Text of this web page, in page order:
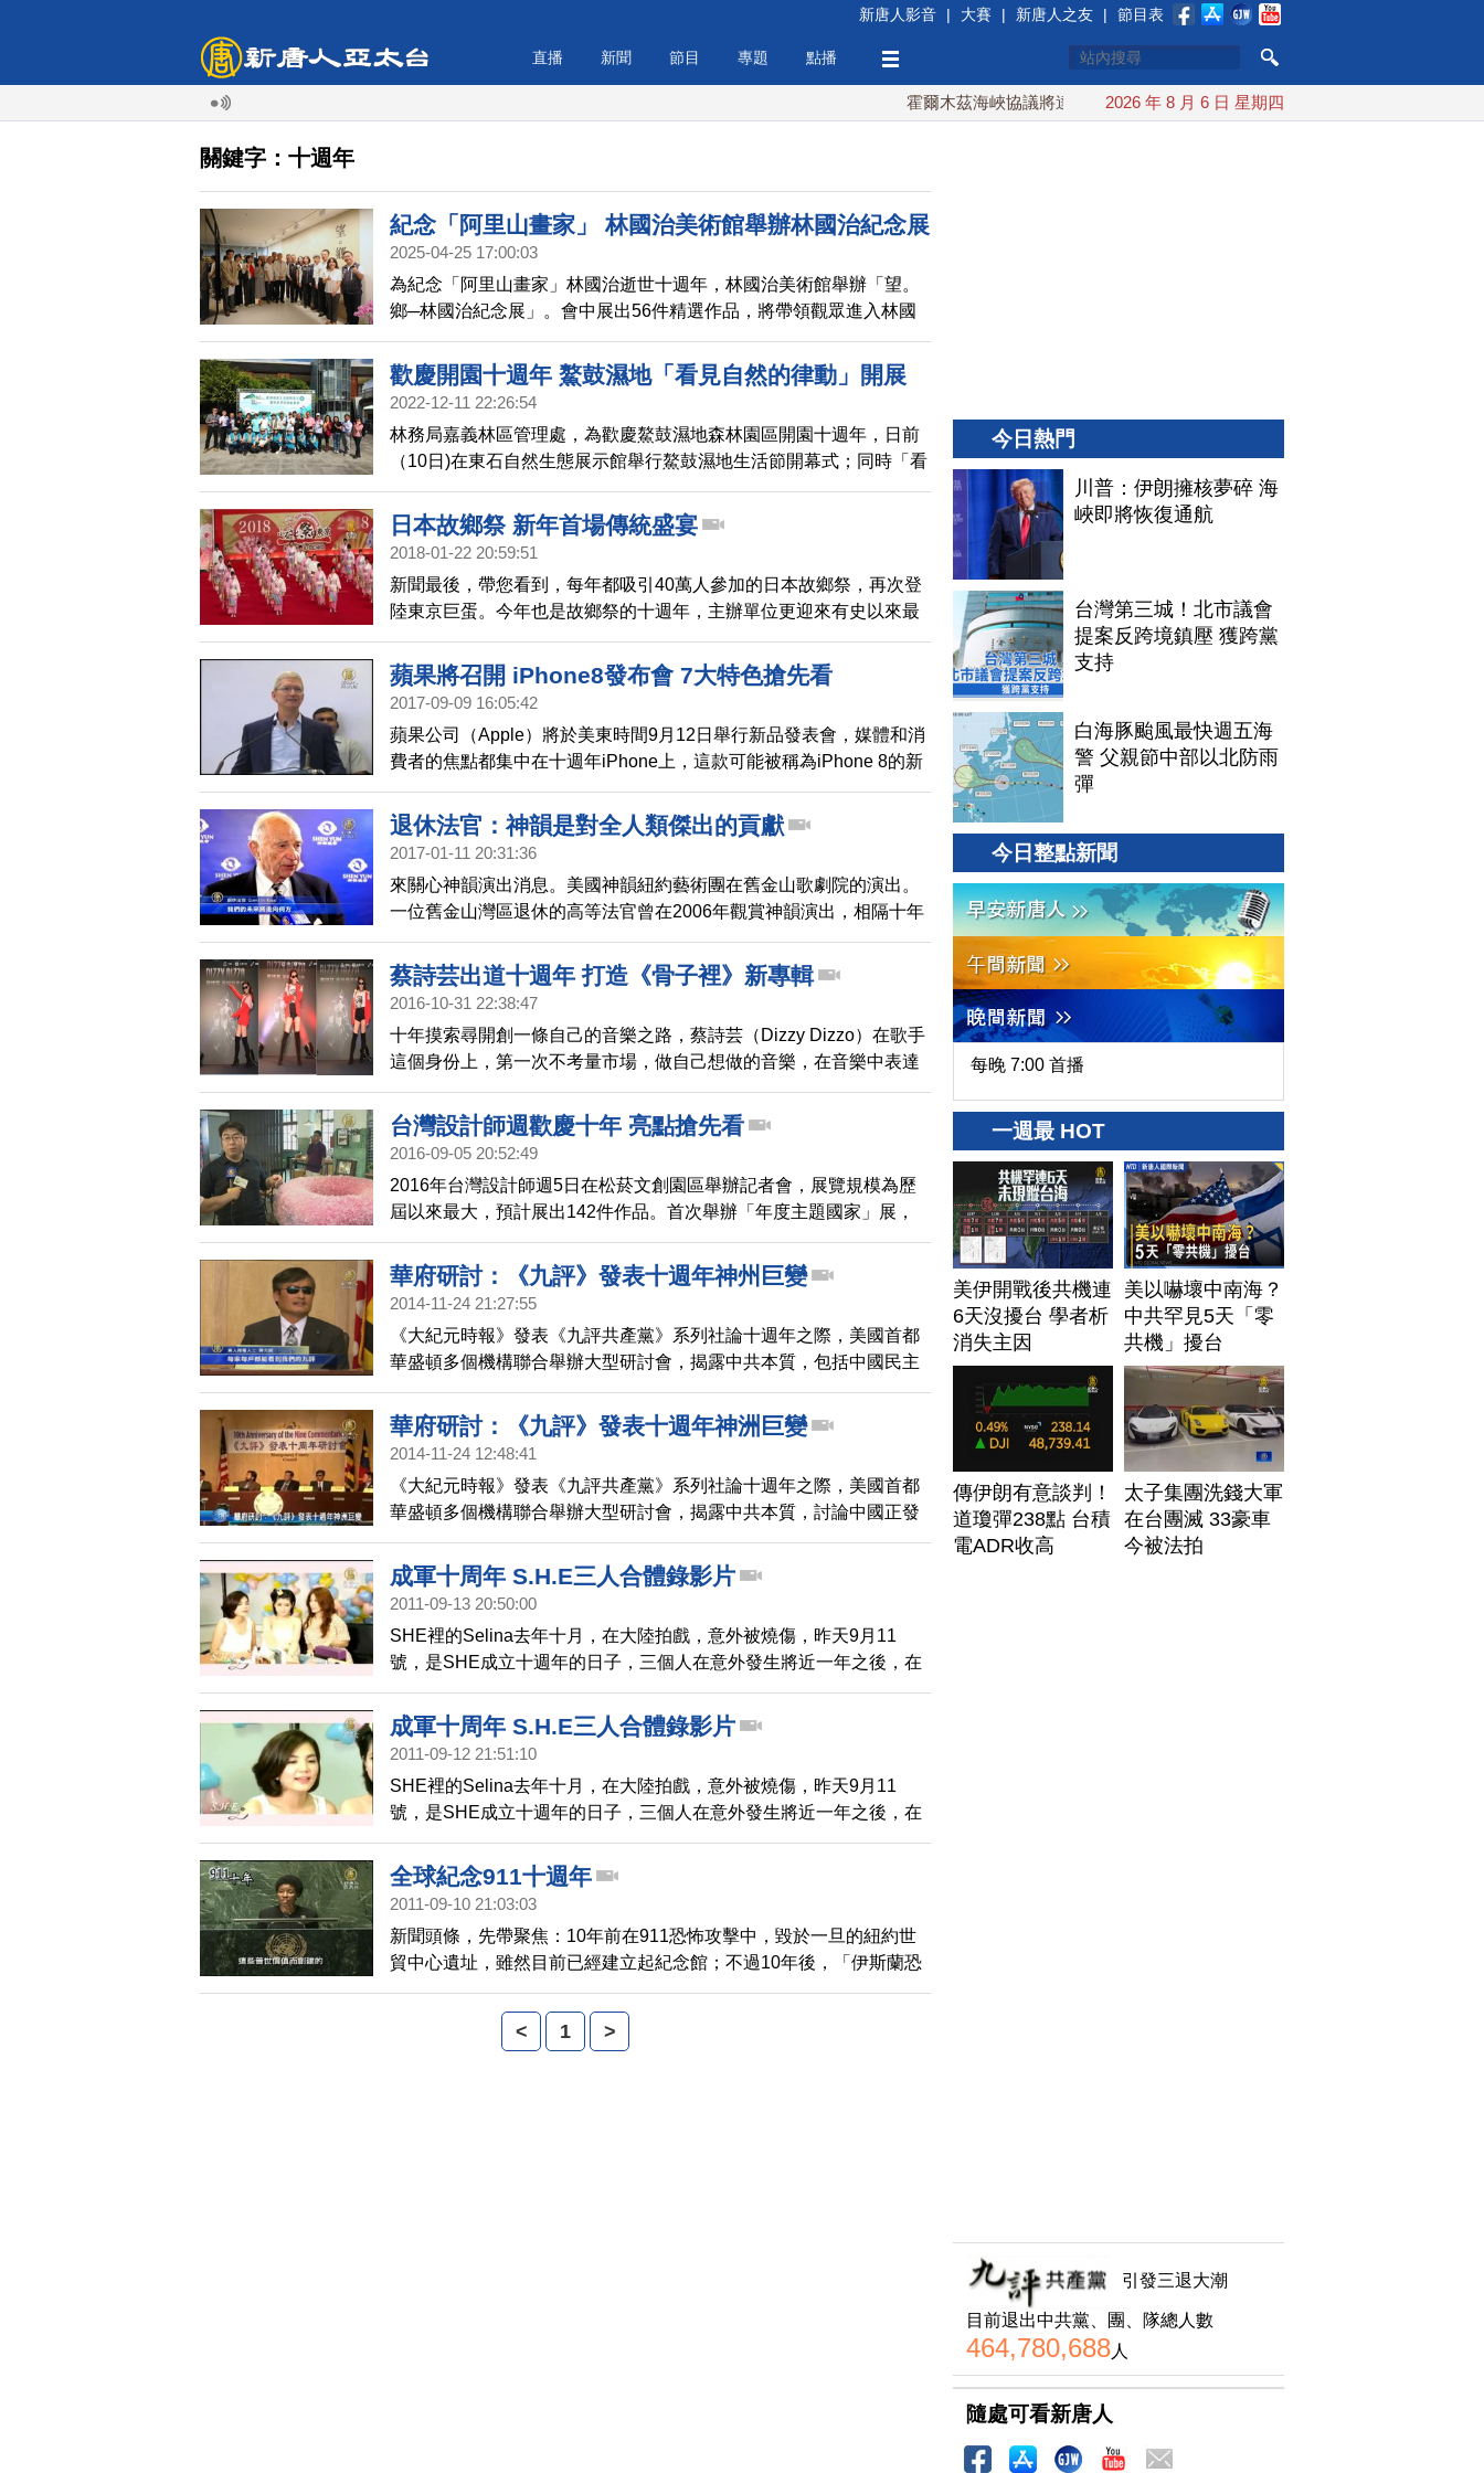
新唐人影音 | 大賽 | 新唐人之友 | 節目表
直播 新聞 節目 專題 點播
霍爾木茲海峽協議將達成？伊朗傳不收通行費 配合漢光 總統賴清德親登雲
2026 年 8 月 6 日 星期四
關鍵字：十週年
紀念「阿里山畫家」 林國治美術館舉辦林國治紀念展
2025-04-25 17:00:03
為紀念「阿里山畫家」林國治逝世十週年，林國治美術館舉辦「望。
鄉─林國治紀念展」。會中展出56件精選作品，將帶領觀眾進入林國
治的藝術創作世界，品味其蘊藏的藝術風華。
歡慶開園十週年 鰲鼓濕地「看見自然的律動」開展
2022-12-11 22:26:54
林務局嘉義林區管理處，為歡慶鰲鼓濕地森林園區開園十週年，日前
（10日)在東石自然生態展示館舉行鰲鼓濕地生活節開幕式；同時「看
見自然的律動」也揭牌開展，象徵鰲鼓濕地生態保育及在地人文歷史
的教育，邁向新的里程碑。
日本故鄉祭 新年首場傳統盛宴
2018-01-22 20:59:51
新聞最後，帶您看到，每年都吸引40萬人參加的日本故鄉祭，再次登
陸東京巨蛋。今年也是故鄉祭的十週年，主辦單位更迎來有史以來最
大的活動規模，在新年之際，展現日本傳統習俗的震撼魅力！
蘋果將召開 iPhone8發布會 7大特色搶先看
2017-09-09 16:05:42
蘋果公司（Apple）將於美東時間9月12日舉行新品發表會，媒體和消
費者的焦點都集中在十週年iPhone上，這款可能被稱為iPhone 8的新
機據傳有多項特色。
退休法官：神韻是對全人類傑出的貢獻
2017-01-11 20:31:36
來關心神韻演出消息。美國神韻紐約藝術團在舊金山歌劇院的演出。
一位舊金山灣區退休的高等法官曾在2006年觀賞神韻演出，相隔十年
再看 神韻，他忍不住讚歎，神韻演出， 是對全人類的傑出貢獻。
蔡詩芸出道十週年 打造《骨子裡》新專輯
2016-10-31 22:38:47
十年摸索尋開創一條自己的音樂之路，蔡詩芸（Dizzy Dizzo）在歌手
這個身份上，第一次不考量市場，做自己想做的音樂，在音樂中表達
人生態度，下定決心做自己，十週年的紀念專輯，每首歌都有不同的
音樂元素，蔡詩芸的音樂是有個性的音樂創作人，在台灣音樂市場勇
於做自己的音樂人。
台灣設計師週歡慶十年 亮點搶先看
2016-09-05 20:52:49
2016年台灣設計師週5日在松菸文創園區舉辦記者會，展覽規模為歷
屆以來最大，預計展出142件作品。首次舉辦「年度主題國家」展，
選定以色列，為代表國家。
華府研討：《九評》發表十週年神州巨變
2014-11-24 21:27:55
《大紀元時報》發表《九評共產黨》系列社論十週年之際，美國首都
華盛頓多個機構聯合舉辦大型研討會，揭露中共本質，包括中國民主
大學校長 唐柏橋、維權人士 陳光誠都到場。
華府研討：《九評》發表十週年神洲巨變
2014-11-24 12:48:41
《大紀元時報》發表《九評共產黨》系列社論十週年之際，美國首都
華盛頓多個機構聯合舉辦大型研討會，揭露中共本質，討論中國正發
生的改變。
成軍十周年 S.H.E三人合體錄影片
2011-09-13 20:50:00
SHE裡的Selina去年十月，在大陸拍戲，意外被燒傷，昨天9月11
號，是SHE成立十週年的日子，三個人在意外發生將近一年之後，在
這個特殊的日子裡，再次合體，錄了一段影片Po上網路，SHE三人在
影片裡的真情互動，感動了不少歌迷朋友。
成軍十周年 S.H.E三人合體錄影片
2011-09-12 21:51:10
SHE裡的Selina去年十月，在大陸拍戲，意外被燒傷，昨天9月11
號，是SHE成立十週年的日子，三個人在意外發生將近一年之後，在
這個特殊的日子裡，再次合體，錄了一段影片Po上網路，SHE三人在
影片裡的真情互動，感動了不少歌迷朋友。
全球紀念911十週年
2011-09-10 21:03:03
新聞頭條，先帶聚焦：10年前在911恐怖攻擊中，毀於一旦的紐約世
貿中心遺址，雖然目前已經建立起紀念館；不過10年後，「伊斯蘭恐
懼症」，仍然在美國社會蔓延。星期五，九月九日，全球各地的人
們，用各自的行動，紀念這起十年前如夢魘般的歷史事件。
< 1 >
今日熱門
川普：伊朗擁核夢碎 海
峽即將恢復通航
台灣第三城！北市議會
提案反跨境鎮壓 獲跨黨
支持
白海豚颱風最快週五海
警 父親節中部以北防雨
彈
今日整點新聞
每晚 7:00 首播
一週最 HOT
美伊開戰後共機連
6天沒擾台 學者析
消失主因
美以嚇壞中南海？
中共罕見5天「零
共機」擾台
傳伊朗有意談判！
道瓊彈238點 台積
電ADR收高
太子集團洗錢大軍
在台團滅 33豪車
今被法拍
引發三退大潮
目前退出中共黨、團、隊總人數
464,780,688人
隨處可看新唐人